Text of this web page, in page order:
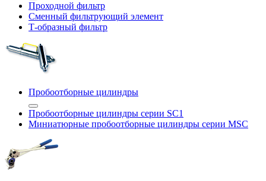
Проходной фильтр
Сменный фильтрующий элемент
Т-образный фильтр
Пробоотборные цилиндры
Пробоотборные цилиндры серии SC1
Миниатюрные пробоотборные цилиндры серии MSC